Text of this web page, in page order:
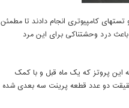
کامپیوتری انجام دادند تا مطمئن
درد وحشتناکی برای این مرد
این پروتز که یک ماه قبل و با کمک
دو عدد قطعه پرینت سه بعدی شده